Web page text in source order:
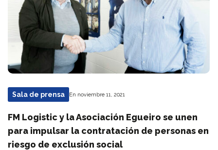
Sala de prensa En noviembre 11, 2021
FM Logistic y la Asociación Egueiro se unen
para impulsar la contratación de personas en
riesgo de exclusión social